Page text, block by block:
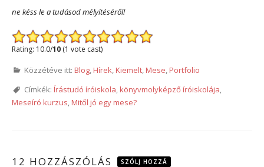
ne késs le a tudásod mélyítéséről!
Rating: 10.0/10 (1 vote cast)
Közzétéve itt: Blog,Hírek,Kiemelt,Mese,Portfolio
Címkék: Írástudó íróiskola,könyvmolyképző íróiskolája,
Meseíró kurzus,Mitől jó egy mese?
12 HOZZÁSZÓLÁS SZÓLJ HOZZÁ